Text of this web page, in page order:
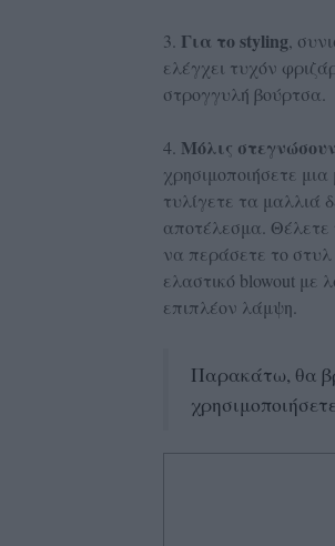
3. Για το styling,
ελέγχει τυχόν
στρογγυλή βούρτσα.
4. Μόλις
χρησιμοποιήσετε
τυλίγετε τα μαλλιά
αποτέλεσμα. Θέλετε
να περάσετε το
ελαστικό blowout με
επιπλέον λάμψη.
Παρακάτω, θα